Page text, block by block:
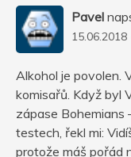
Pavel
15.06.2018
Alkohol je povolen.
komisařů. Když byl
zápase Bohemians
testech, řekl mi:
protože máš pořád